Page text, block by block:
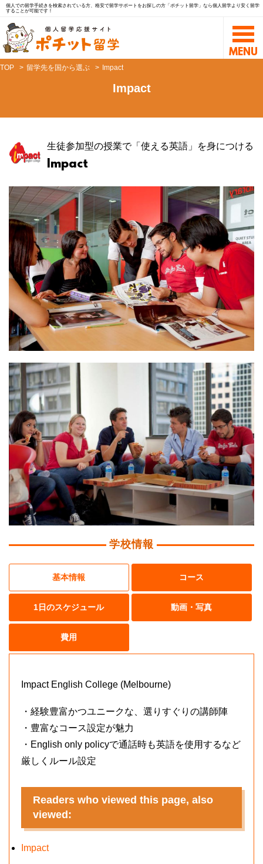
個人での留学手続きを検索されている方、格安で留学サポートをお探しの方「ポチット留学」なら個人留学より安く留学
することが可能です！
TOP 留学先を国から選ぶ Impact
Impact
生徒参加型の授業で「使える英語」を身につける
Impact
学校情報
基本情報 コース
1日のスケジュール 動画・写真
費用
Impact English College (Melbourne)
・経験豊富かつユニークな、選りすぐりの講師陣
・豊富なコース設定が魅力
・English only policyで通話時も英語を使用するなど
厳しくルール設定
Readers who viewed this page, also
viewed:
Impact